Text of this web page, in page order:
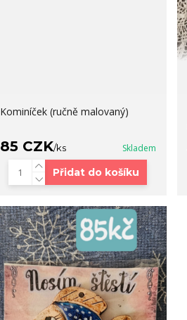
Kominíček (ručně malovaný)
85 CZK/ks Skladem
Přidat do košíku